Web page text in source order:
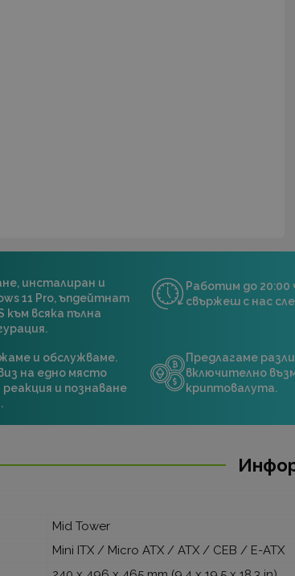
инсталиран и
11 Pro, ъпдейтнат
към всяка пълна
Работим до 20:00
свържеш с нас
и обслужваме.
на едно място
и познаване
Предлагаме
включително
криптовалута.
Mid Tower
Mini ITX / Micro ATX / ATX / CEB / E-ATX